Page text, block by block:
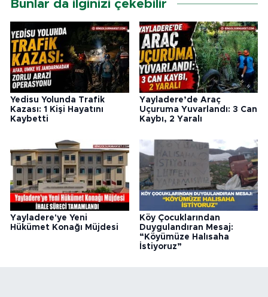
Bunlar da ilginizi çekebilir
Yedisu Yolunda Trafik
Kazası: 1 Kişi Hayatını
Kaybetti
Yayladere’de Araç
Uçuruma Yuvarlandı: 3 Can
Kaybı, 2 Yaralı
Yayladere'ye Yeni
Hükümet Konağı Müjdesi
Köy Çocuklarından
Duygulandıran Mesaj:
“Köyümüze Halısaha
İstiyoruz”